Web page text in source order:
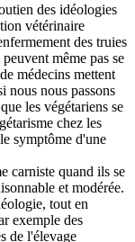
des idéologies
vétérinaire
des truies
même pas se
médecins mettent
nous nous passons
les végétariens se
chez les
symptôme d'une
carniste quand ils se
et modérée.
tout en
exemple des
de l'élevage